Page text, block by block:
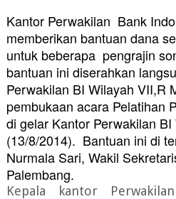
Kantor Perwakilan Bank
memberikan bantuan dana
untuk beberapa pengrajin
bantuan ini diserahkan
Perwakilan BI Wilayah VII,R
pembukaan acara Pelatihan
di gelar Kantor Perwakilan
(13/8/2014). Bantuan ini di
Nurmala Sari, Wakil
Palembang.
Kepala kantor